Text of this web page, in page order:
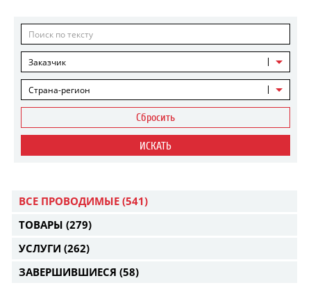
Заказчик
Страна-регион
Сбросить
ИСКАТЬ
ВСЕ ПРОВОДИМЫЕ (541)
ТОВАРЫ (279)
УСЛУГИ (262)
ЗАВЕРШИВШИЕСЯ (58)